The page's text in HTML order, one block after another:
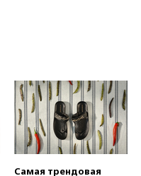
Самая трендовая